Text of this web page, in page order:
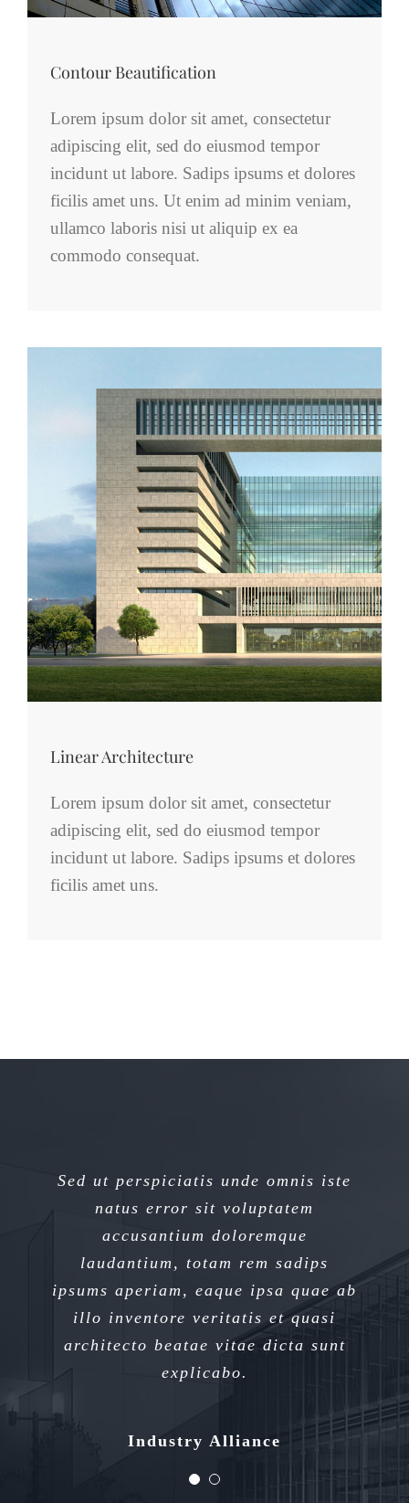
Contour Beautification
Lorem ipsum dolor sit amet, consectetur
adipiscing elit, sed do eiusmod tempor
incidunt ut labore. Sadips ipsums et dolores
ficilis amet uns. Ut enim ad minim veniam,
ullamco laboris nisi ut aliquip ex ea
commodo consequat.
Linear Architecture
Lorem ipsum dolor sit amet, consectetur
adipiscing elit, sed do eiusmod tempor
incidunt ut labore. Sadips ipsums et dolores
ficilis amet uns.
Sed ut perspiciatis unde omnis iste
natus error sit voluptatem
accusantium doloremque
laudantium, totam rem sadips
ipsums aperiam, eaque ipsa quae ab
illo inventore veritatis et quasi
architecto beatae vitae dicta sunt
explicabo.
Industry Alliance
Sed ut perspiciatis unde omnis iste
natus error sit voluptatem
accusantium doloremque
laudantium, totam rem sadips
ipsums aperiam, eaque ipsa quae ab
illo inventore veritatis et quasi
architecto beatae vitae dicta sunt
explicabo.
Xtra Technologies